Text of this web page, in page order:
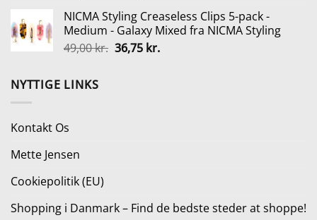
pris
var:
515,00 kr..
pris
er:
NICMA Styling Creaseless Clips 5-pack -
Medium - Galaxy Mixed fra NICMA Styling
49,00kr. Den
36,75 kr.Den
NYTTIGE LINKS
Kontakt Os
Mette Jensen
Cookiepolitik (EU)
Shopping i Danmark – Find de bedste steder at shoppe!